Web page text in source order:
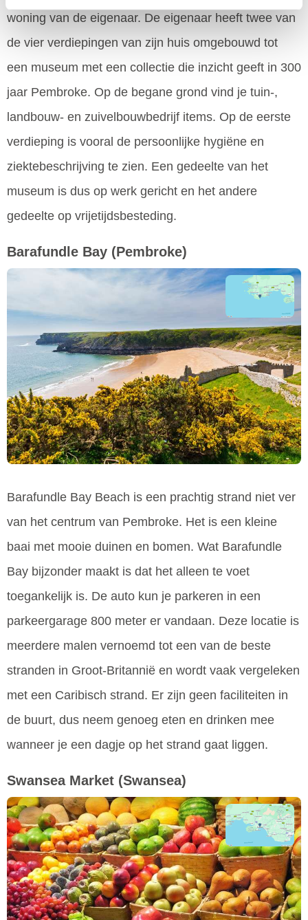
woning van de eigenaar. De eigenaar heeft twee van
de vier verdiepingen van zijn huis omgebouwd tot
een museum met een collectie die inzicht geeft in 300
jaar Pembroke. Op de begane grond vind je tuin-,
landbouw- en zuivelbouwbedrijf items. Op de eerste
verdieping is vooral de persoonlijke hygiëne en
ziektebeschrijving te zien. Een gedeelte van het
museum is dus op werk gericht en het andere
gedeelte op vrijetijdsbesteding.
Barafundle Bay (Pembroke)
Barafundle Bay Beach is een prachtig strand niet ver
van het centrum van Pembroke. Het is een kleine
baai met mooie duinen en bomen. Wat Barafundle
Bay bijzonder maakt is dat het alleen te voet
toegankelijk is. De auto kun je parkeren in een
parkeergarage 800 meter er vandaan. Deze locatie is
meerdere malen vernoemd tot een van de beste
stranden in Groot-Britannië en wordt vaak vergeleken
met een Caribisch strand. Er zijn geen faciliteiten in
de buurt, dus neem genoeg eten en drinken mee
wanneer je een dagje op het strand gaat liggen.
Swansea Market (Swansea)